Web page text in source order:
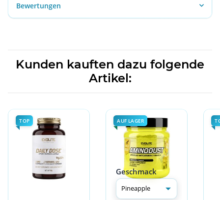
Bewertungen
Kunden kauften dazu folgende
Artikel:
TOP AUF LAGER
Geschmack